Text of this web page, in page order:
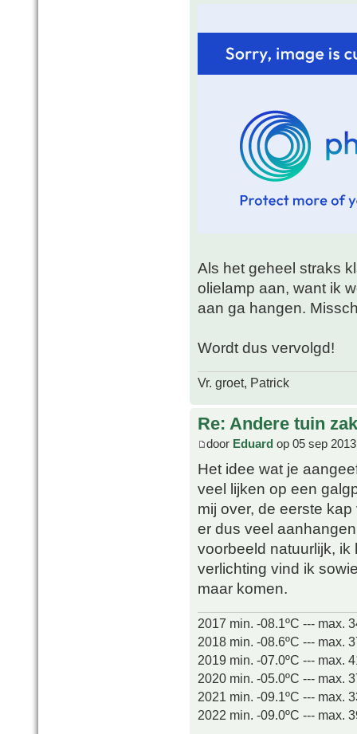
Als het geheel straks
olielamp aan, want ik
aan ga hangen.
Wordt dus vervolgd!
Vr. groet, Patrick
Re: Andere tuin
door Eduard op 05 sep
Het idee wat je
veel lijken op een
mij over, de eerste
er dus veel
voorbeeld natuurlijk,
verlichting vind ik
maar komen.
2017 min. -08.1ºC --- max.
2018 min. -08.6ºC --- max.
2019 min. -07.0ºC --- max.
2020 min. -05.0ºC --- max.
2021 min. -09.1ºC --- max.
2022 min. -09.0ºC --- max.